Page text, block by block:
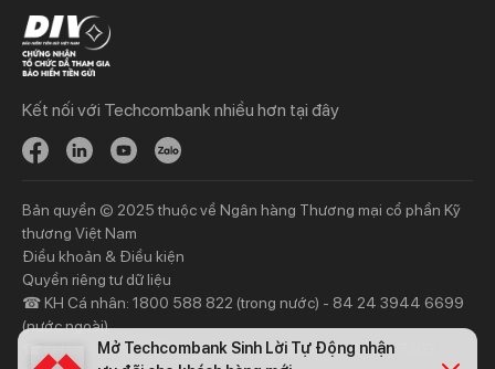
Chi tiêu
Tiết kiệm
Vay
Đầu tư
Bảo hiểm
Thông tin mới
Thương mại
Thông tin mới
Khách hàng ưu tiên
Dịch vụ khách hàng ưu tiên
Đặc quyền vượt trội
Thông tin tài chính
Đại hội đồng cổ đông
Kết nối với Techcombank nhiều hơn tại đây
Bản quyền © 2025 thuộc về Ngân hàng Thương mại cổ phần Kỹ
thương Việt Nam
Điều khoản & Điều kiện
Quyền riêng tư dữ liệu
☎ KH Cá nhân: 1800 588 822 (trong nước) - 84 24 3944 6699
(nước ngoài)
☎ KH Doanh nghiệp: 1800 6556 (trong nước) - 84 24 7303
Mở Techcombank Sinh Lời Tự Động nhận